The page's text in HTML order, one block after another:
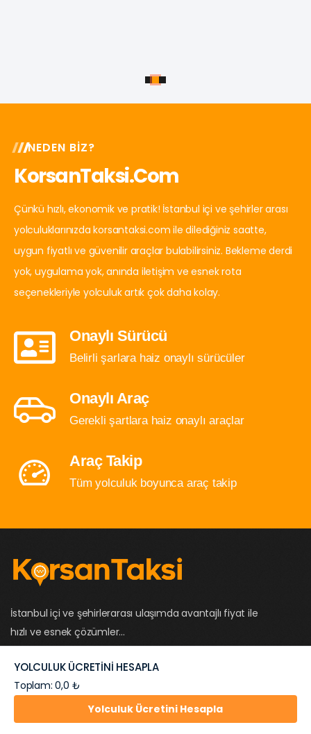
NEDEN BIZ?
KorsanTaksi.com
Çünkü hızlı, ekonomik ve pratik! İstanbul içi ve şehirler arası
yolculuklarınızda korsantaksi.com ile dilediğiniz saatte,
uygun fiyatlı ve güvenilir araçlar bulabilirsiniz. Bekleme derdi
yok, uygulama yok, anında iletişim ve esnek rota
seçenekleriyle yolculuk artık çok daha kolay.
Onaylı Sürücü
Belirli şarlara haiz onaylı sürücüler
Onaylı Araç
Gerekli şartlara haiz onaylı araçlar
Araç Takip
Tüm yolculuk boyunca araç takip
İstanbul içi ve şehirlerarası ulaşımda avantajlı fiyat ile
hızlı ve esnek çözümler...
Hemen
Çağır
0532
1697074
YOLCULUK ÜCRETİNİ HESAPLA
Toplam: 0,0 ₺
Yolculuk Ücretini Hesapla